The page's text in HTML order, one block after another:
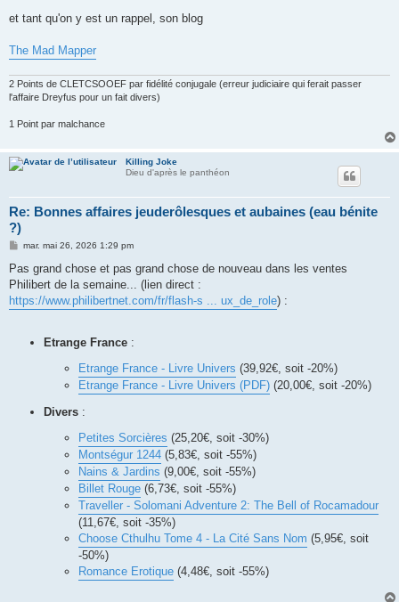
et tant qu'on y est un rappel, son blog
The Mad Mapper
2 Points de CLETCSOOEF par fidélité conjugale (erreur judiciaire qui ferait passer
l'affaire Dreyfus pour un fait divers)
1 Point par malchance
Killing Joke
Dieu d'après le panthéon
Re: Bonnes affaires jeuderôlesques et aubaines (eau bénite
?)
M
s
a
g
e
mar. mai 26, 2026 1:29 pm
Pas grand chose et pas grand chose de nouveau dans les ventes
Philibert de la semaine... (lien direct :
https://www.philibertnet.com/fr/flash-s ... ux_de_role) :
Etrange France :
Etrange France - Livre Univers (39,92€, soit -20%)
Etrange France - Livre Univers (PDF) (20,00€, soit -20%)
Divers :
Petites Sorcières (25,20€, soit -30%)
Montségur 1244 (5,83€, soit -55%)
Nains & Jardins (9,00€, soit -55%)
Billet Rouge (6,73€, soit -55%)
Traveller - Solomani Adventure 2: The Bell of Rocamadour
(11,67€, soit -35%)
Choose Cthulhu Tome 4 - La Cité Sans Nom (5,95€, soit
-50%)
Romance Erotique (4,48€, soit -55%)